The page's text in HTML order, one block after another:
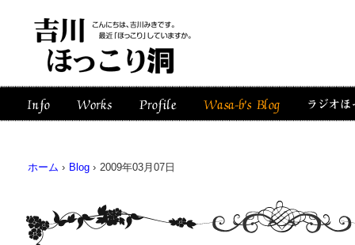
ホーム › Blog › 2009年03月07日